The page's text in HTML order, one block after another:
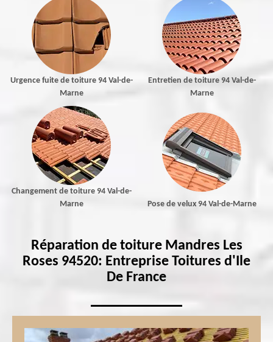
Urgence fuite de toiture 94 Val-de-
Marne
Entretien de toiture 94 Val-de-
Marne
Changement de toiture 94 Val-de-
Marne
Pose de velux 94 Val-de-Marne
Réparation de toiture Mandres Les
Roses 94520: Entreprise Toitures d'Ile
De France